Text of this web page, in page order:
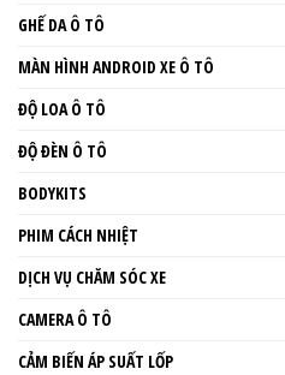
GHẾ DA Ô TÔ
MÀN HÌNH ANDROID XE Ô TÔ
ĐỘ LOA Ô TÔ
ĐỘ ĐÈN Ô TÔ
BODYKITS
PHIM CÁCH NHIỆT
DỊCH VỤ CHĂM SÓC XE
CAMERA Ô TÔ
CẢM BIẾN ÁP SUẤT LỐP